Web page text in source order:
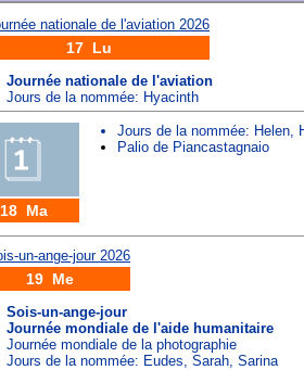
17 Lu
Journée nationale de l'aviation
Jours de la nommée: Hyacinth
18 Ma
Jours de la nommée: Helen,
Palio de Piancastagnaio
19 Me
Sois-un-ange-jour
Journée mondiale de l'aide humanitaire
Journée mondiale de la photographie
Jours de la nommée: Eudes, Sarah, Sarina